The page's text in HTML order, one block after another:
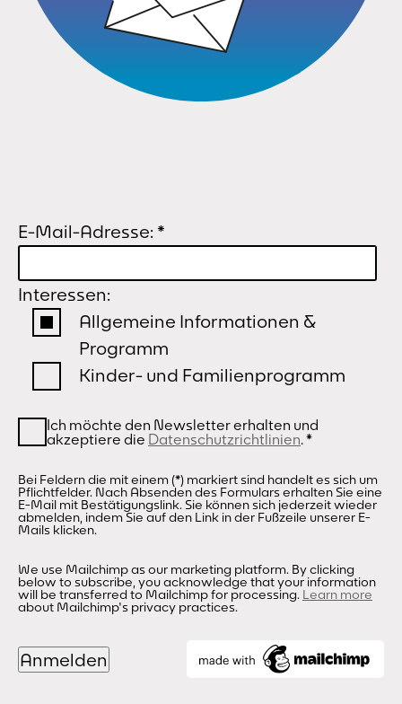
E-Mail-Adresse: *
Interessen:
Allgemeine Informationen &
Programm
Kinder- und Familienprogramm
Ich möchte den Newsletter erhalten und
akzeptiere die Datenschutzrichtlinien.*
Bei Feldern die mit einem (*) markiert sind handelt es sich um
Pflichtfelder. Nach Absenden des Formulars erhalten Sie eine
E-Mail mit Bestätigungslink. Sie können sich jederzeit wieder
abmelden, indem Sie auf den Link in der Fußzeile unserer E-
Mails klicken.
We use Mailchimp as our marketing platform. By clicking
below to subscribe, you acknowledge that your information
will be transferred to Mailchimp for processing. Learn more
about Mailchimp's privacy practices.